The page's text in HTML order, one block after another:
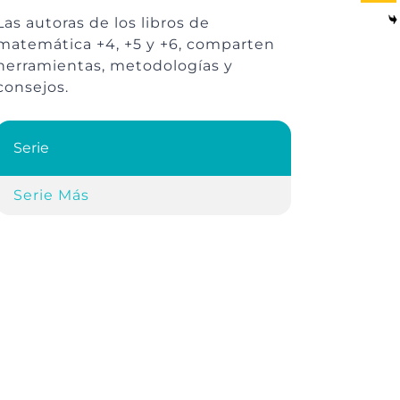
autoras de los libros de
+4, +5 y +6, comparten
metodologías y
Serie
Serie Más